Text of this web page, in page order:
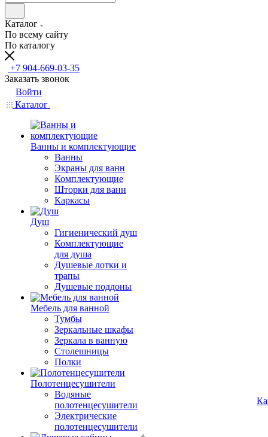
Каталог
По всему сайту
По каталогу
+7 904-669-03-35
Заказать звонок
Войти
Каталог
Ванны и комплектующие
Ванны
Экраны для ванн
Комплектующие
Шторки для ванн
Каркасы
Душ
Гигиенический душ
Комплектующие
для душа
Душевые лотки и
трапы
Душевые поддоны
Мебель для ванной
Тумбы
Зеркальные шкафы
Зеркала в ванную
Столешницы
Полки
Полотенцесушители
Водяные
полотенцесушители
Электрические
полотенцесушители